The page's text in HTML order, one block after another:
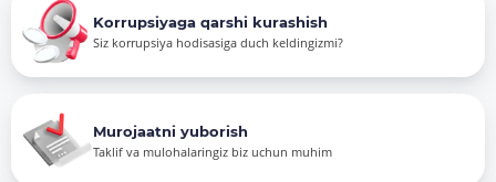
Korrupsiyaga qarshi kurashish
Siz korrupsiya hodisasiga duch keldingizmi?
Murojaatni yuborish
Taklif va mulohalaringiz biz uchun muhim